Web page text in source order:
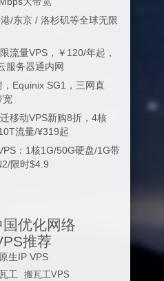
/东京 / 洛杉矶等全球无限
流量VPS，￥120/年起，
服务器通内网
Equinix SG1，三网直
宽
移动VPS新购8折，4核
流量/¥319起
：1核1G/50G硬盘/1G带
限时$4.9
国优化网络
推荐
原生IP VPS
工
搬瓦工VPS